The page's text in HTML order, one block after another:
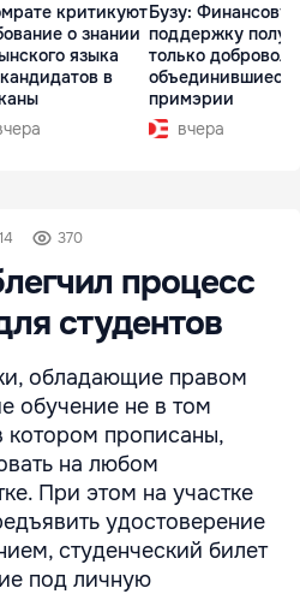
критикуют
о знании
языка
в
Бузу:
поддержку
только
объединившиеся
примэрии
вчера
370
процесс
студентов
обладающие правом
обучение не в том
котором прописаны,
на любом
При этом на участке
удостоверение
студенческий билет
под личную